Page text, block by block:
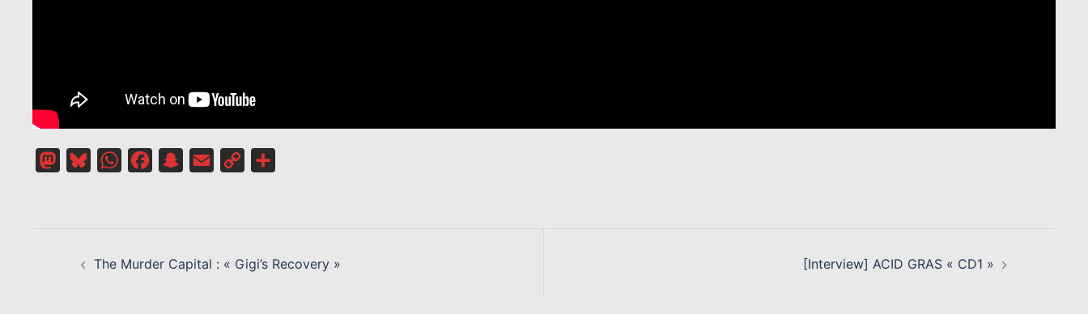
MastodonBlueskyWhatsAppFacebookSnapchat
Email
Copy
D’ARTICLE
The Murder Capital : « Gigi’s Recovery » [Interview] ACID GRAS « CD1 »